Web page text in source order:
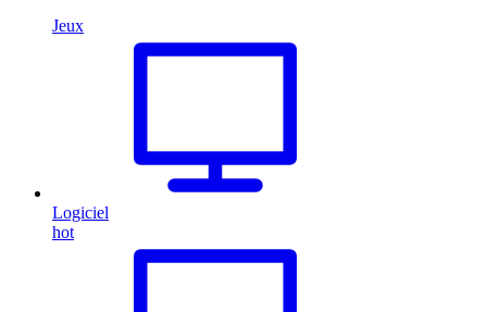
Jeux
Logiciel
hot